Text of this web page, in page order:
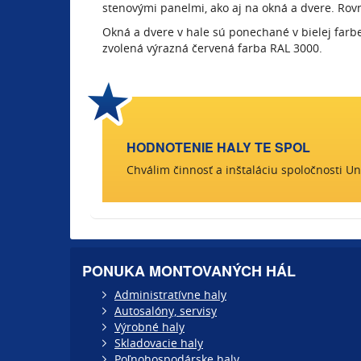
stenovými panelmi, ako aj na okná a dvere.
Okná a dvere v hale sú ponechané v bielej
zvolená výrazná červená farba RAL 3000.
HODNOTENIE HALY TE SPOL
Chválim činnosť a inštaláciu spoločnosti
PONUKA MONTOVANÝCH HÁL
Administratívne haly
Autosalóny, servisy
Výrobné haly
Skladovacie haly